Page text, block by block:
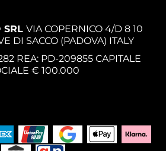
SRL VIA COPERNICO 4/D 8 10
DI SACCO (PADOVA) ITALY
REA: PD-209855 CAPITALE
€ 100.000